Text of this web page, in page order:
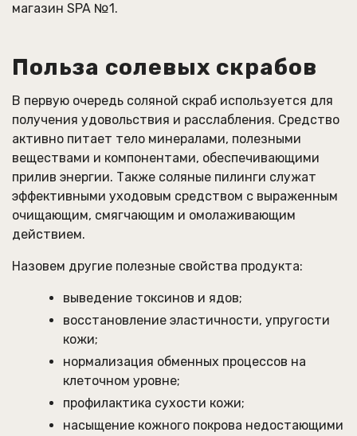
магазин SPA №1.
Польза солевых скрабов
В первую очередь соляной скраб используется для
получения удовольствия и расслабления. Средство
активно питает тело минералами, полезными
веществами и компонентами, обеспечивающими
прилив энергии. Также соляные пилинги служат
эффективными уходовым средством с выраженным
очищающим, смягчающим и омолаживающим
действием.
Назовем другие полезные свойства продукта:
выведение токсинов и ядов;
восстановление эластичности, упругости
кожи;
нормализация обменных процессов на
клеточном уровне;
профилактика сухости кожи;
насыщение кожного покрова недостающими